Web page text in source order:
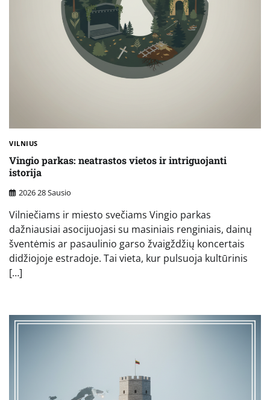
VILNIUS
Vingio parkas: neatrastos vietos ir intriguojanti
istorija
2026 28 Sausio
Vilniečiams ir miesto svečiams Vingio parkas
dažniausiai asocijuojasi su masiniais renginiais, dainų
šventėmis ar pasaulinio garso žvaigždžių koncertais
didžiojoje estradoje. Tai vieta, kur pulsuoja kultūrinis
[…]